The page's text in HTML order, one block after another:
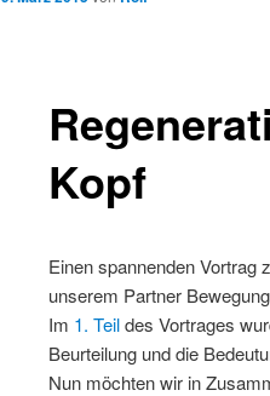
Kopf
Einen spannenden Vortrag
unserem Partner
Im 1. Teildes Vortrages
Beurteilung und die
Nun möchten wir in